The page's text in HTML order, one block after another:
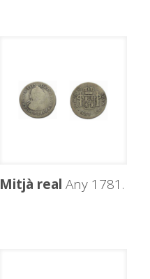
Mitjà real Any 1781.